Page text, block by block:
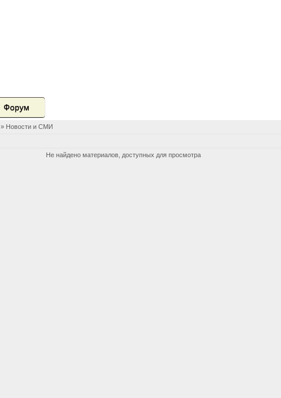
Форум
» Новости и СМИ
Не найдено материалов, доступных для просмотра